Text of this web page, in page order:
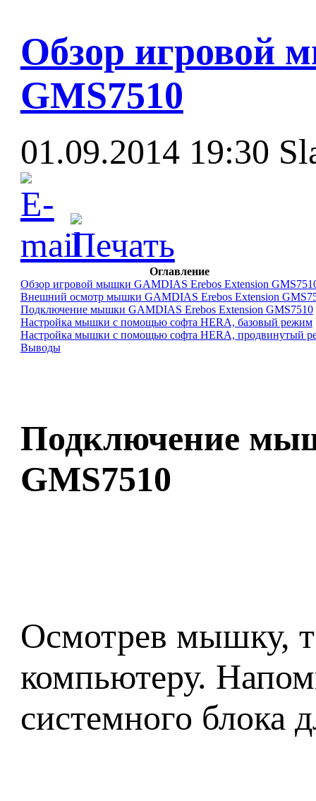
Обзор игровой
GMS7510
01.09.2014 19:30
Оглавление
Обзор игровой мышки GAMDIAS Erebos Extension
Внешний осмотр мышки GAMDIAS Erebos Extension
Подключение мышки GAMDIAS Erebos Extension GMS7510
Настройка мышки с помощью софта HERA, базовый режим
Настройка мышки с помощью софта HERA, продвинутый
Выводы
Подключение
GMS7510
Осмотрев мышку,
компьютеру.
системного блока